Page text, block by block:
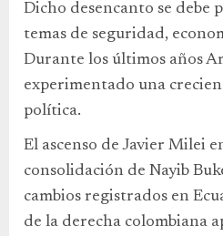
Dicho desencanto se debe
temas de seguridad,
Durante los últimos años
experimentado una
política.
El ascenso de Javier Milei
consolidación de Nayib
cambios registrados en
de la derecha colombiana